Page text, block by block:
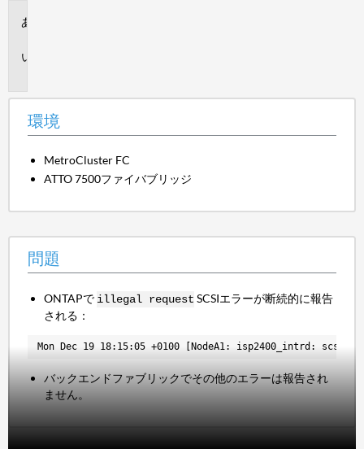
環境
MetroCluster FC
ATTO 7500ファイバブリッジ
問題
ONTAPで illegal request SCSIエラーが断続的に報告
される：
Mon Dec 19 18:15:05 +0100 [NodeA1: isp2400_intrd:
バックエンドファブリックでその他のエラーは報告され
ません。